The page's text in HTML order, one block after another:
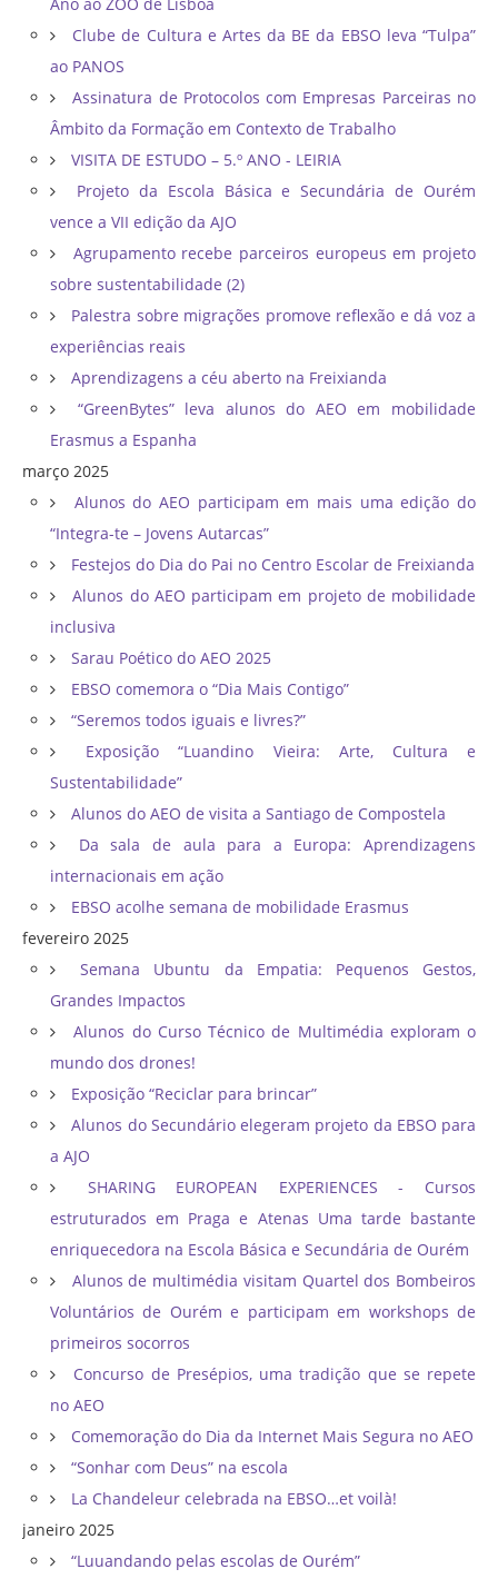
Clube de Cultura e Artes da BE da EBSO leva “Tulpa”
ao PANOS
Assinatura de Protocolos com Empresas Parceiras no
Âmbito da Formação em Contexto de Trabalho
VISITA DE ESTUDO – 5.º ANO - LEIRIA
Projeto da Escola Básica e Secundária de Ourém
vence a VII edição da AJO
Agrupamento recebe parceiros europeus em projeto
sobre sustentabilidade (2)
Palestra sobre migrações promove reflexão e dá voz a
experiências reais
Aprendizagens a céu aberto na Freixianda
“GreenBytes” leva alunos do AEO em mobilidade
Erasmus a Espanha
março 2025
Alunos do AEO participam em mais uma edição do
“Integra-te – Jovens Autarcas”
Festejos do Dia do Pai no Centro Escolar de Freixianda
Alunos do AEO participam em projeto de mobilidade
inclusiva
Sarau Poético do AEO 2025
EBSO comemora o “Dia Mais Contigo”
“Seremos todos iguais e livres?”
Exposição “Luandino Vieira: Arte, Cultura e
Sustentabilidade”
Alunos do AEO de visita a Santiago de Compostela
Da sala de aula para a Europa: Aprendizagens
internacionais em ação
EBSO acolhe semana de mobilidade Erasmus
fevereiro 2025
Semana Ubuntu da Empatia: Pequenos Gestos,
Grandes Impactos
Alunos do Curso Técnico de Multimédia exploram o
mundo dos drones!
Exposição “Reciclar para brincar”
Alunos do Secundário elegeram projeto da EBSO para
a AJO
SHARING EUROPEAN EXPERIENCES - Cursos
estruturados em Praga e Atenas Uma tarde bastante
enriquecedora na Escola Básica e Secundária de Ourém
Alunos de multimédia visitam Quartel dos Bombeiros
Voluntários de Ourém e participam em workshops de
primeiros socorros
Concurso de Presépios, uma tradição que se repete
no AEO
Comemoração do Dia da Internet Mais Segura no AEO
“Sonhar com Deus” na escola
La Chandeleur celebrada na EBSO…et voilà!
janeiro 2025
“Luuandando pelas escolas de Ourém”